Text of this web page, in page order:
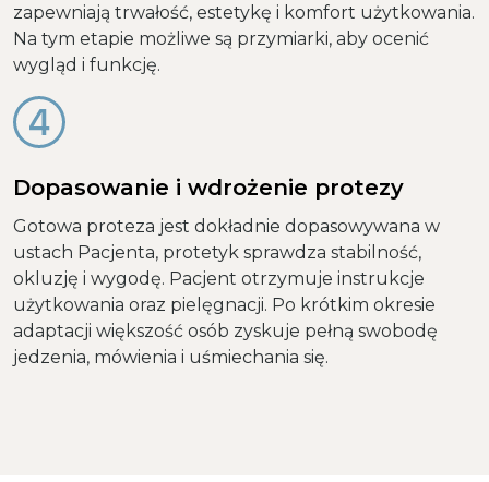
zapewniają trwałość, estetykę i komfort użytkowania.
Na tym etapie możliwe są przymiarki, aby ocenić
wygląd i funkcję.
Dopasowanie i wdrożenie protezy
Gotowa proteza jest dokładnie dopasowywana w
ustach Pacjenta, protetyk sprawdza stabilność,
okluzję i wygodę. Pacjent otrzymuje instrukcje
użytkowania oraz pielęgnacji. Po krótkim okresie
adaptacji większość osób zyskuje pełną swobodę
jedzenia, mówienia i uśmiechania się.